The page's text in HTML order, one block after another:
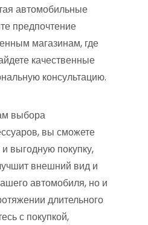
автомобильные
предпочтение
магазинам, где
качественные
консультацию.
выбора
вы сможете
выгодную покупку,
внешний вид и
автомобиля, но и
длительного
с покупкой,